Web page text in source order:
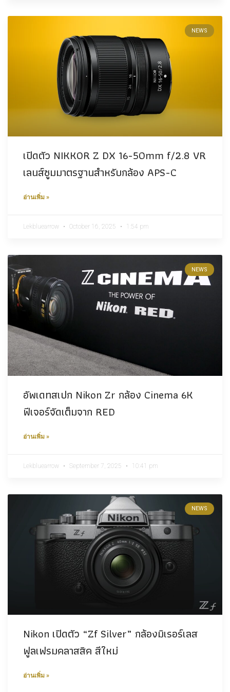
NEWS
เปิดตัว NIKKOR Z DX 16-50mm f/2.8 VR
เลนส์ซูมมาตรฐานสำหรับกล้อง APS-C​
อ่านเพิ่ม »
Lekbluearrow October 16, 2025 1:54 pm
NEWS
อัพเดทสเปก Nikon Zr กล้อง Cinema​ 6K
ฟีเจอร์จัดเต็มจาก RED
อ่านเพิ่ม »
Lekbluearrow September 7, 2025 10:41 pm
NEWS
Nikon เปิดตัว “Zf Silver” กล้องมิเรอร์เลส
ฟูลเฟรมคลาสสิค สีใหม่​
อ่านเพิ่ม »